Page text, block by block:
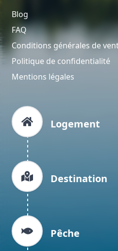
Blog
FAQ
Conditions générales de
Politique de confidentialité
Mentions légales
Logement
Destination
Pêche